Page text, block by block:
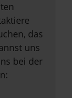
das
uns
bei der